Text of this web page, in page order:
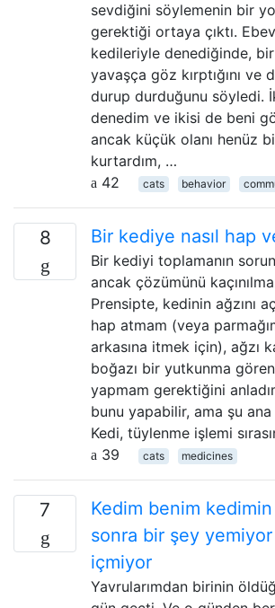
sevdiğini söylemenin bir
gerektiği ortaya çıktı.
kedileriyle denediğinde,
yavaşça göz kırptığını ve
durup durduğunu söyledi.
denedim ve ikisi de beni
ancak küçük olanı henüz
kurtardım, …
42
cats behavior
8 Bir kediye nasıl hap
Bir kediyi toplamanın
ancak çözümünü
Prensipte, kedinin ağzını
hap atmam (veya
arkasına itmek için), ağzı
boğazı bir yutkunma
yapmam gerektiğini
bunu yapabilir, ama şu
Kedi, tüylenme işlemi
39
cats medicines
7
Kedim benim
sonra bir şey
içmiyor
Yavrularımdan birinin